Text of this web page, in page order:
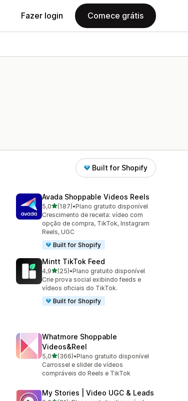
Fazer login Comece grátis
Built for Shopify
Avada Shoppable Videos Reels
5,0de 5 estrelas
(187)
187 avaliações ao todo
•Plano gratuito disponível
Crescimento de receita: vídeo com
opção de compra, TikTok, Instagram
Reels, UGC
Built for Shopify
Mintt TikTok Feed
4,9de 5 estrelas
(25)
25 avaliações ao todo
•Plano gratuito disponível
Crie prova social exibindo feeds e
vídeos oficiais do TikTok.
Built for Shopify
Whatmore Shoppable
Videos&Reel
5,0de 5 estrelas
(366)
366 avaliações ao todo
•Plano gratuito disponível
Carrossel e slider de vídeos
compráveis do Reels e TikTok
My Stories | Video UGC & Leads